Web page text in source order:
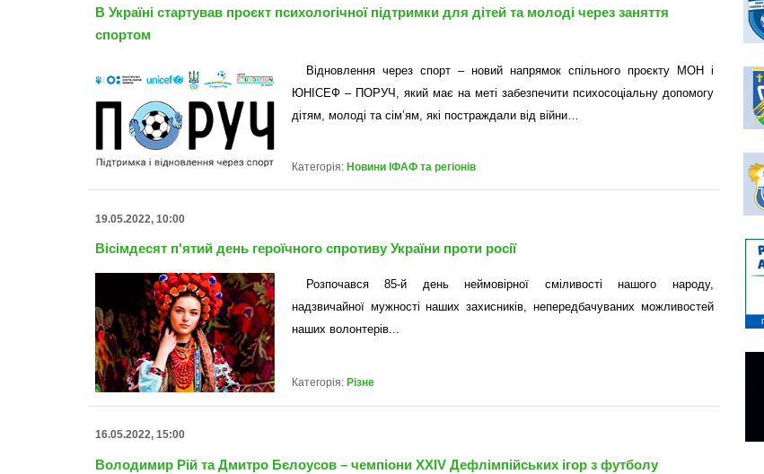
В Україні стартував проєкт психологічної підтримки для дітей та молоді через заняття
спортом
Відновлення через спорт – новий напрямок спільного проєкту МОН і
ЮНІСЕФ – ПОРУЧ, який має на меті забезпечити психосоціальну допомогу
дітям, молоді та сім’ям, які постраждали від війни…
Категорія: Новини ІФАФ та регіонів
19.05.2022, 10:00
Вісімдесят п'ятий день героїчного спротиву України проти росії
Розпочався 85-й день неймовірної сміливості нашого народу,
надзвичайної мужності наших захисників, непередбачуваних можливостей
наших волонтерів...
Категорія: Різне
16.05.2022, 15:00
Володимир Рій та Дмитро Бєлоусов – чемпіони XXIV Дефлімпійських ігор з футболу